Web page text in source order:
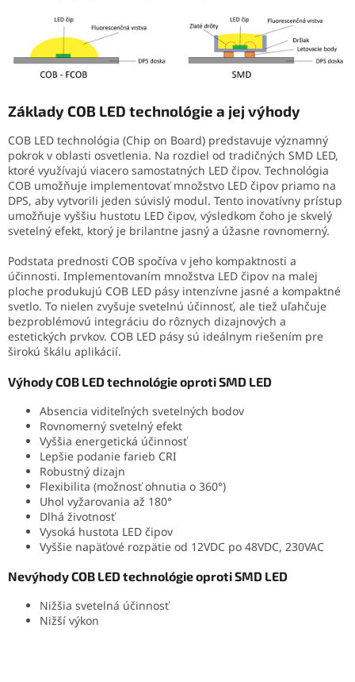
Základy COB LED technológie a jej výhody
COB LED technológia (Chip on Board) predstavuje významný
pokrok v oblasti osvetlenia. Na rozdiel od tradičných SMD LED,
ktoré využívajú viacero samostatných LED čipov. Technológia
COB umožňuje implementovať množstvo LED čipov priamo na
DPS, aby vytvorili jeden súvislý modul. Tento inovatívny prístup
umožňuje vyššiu hustotu LED čipov, výsledkom čoho je skvelý
svetelný efekt, ktorý je brilantne jasný a úžasne rovnomerný.
Podstata prednosti COB spočíva v jeho kompaktnosti a
účinnosti. Implementovaním množstva LED čipov na malej
ploche produkujú COB LED pásy intenzívne jasné a kompaktné
svetlo. To nielen zvyšuje svetelnú účinnosť, ale tiež uľahčuje
bezproblémovú integráciu do rôznych dizajnových a
estetických prvkov. COB LED pásy sú ideálnym riešením pre
širokú škálu aplikácií.
Výhody COB LED technológie oproti SMD LED
Absencia viditeľných svetelných bodov
Rovnomerný svetelný efekt
Vyššia energetická účinnosť
Lepšie podanie farieb CRI
Robustný dizajn
Flexibilita (možnosť ohnutia o 360°)
Uhol vyžarovania až 180°
Dlhá životnosť
Vysoká hustota LED čipov
Vyššie napäťové rozpätie od 12VDC po 48VDC, 230VAC
Nevýhody COB LED technológie oproti SMD LED
Nižšia svetelná účinnosť
Nižší výkon